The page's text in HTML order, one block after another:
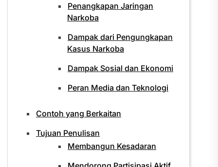
Penangkapan Jaringan
Narkoba
Dampak dari Pengungkapan
Kasus Narkoba
Dampak Sosial dan Ekonomi
Peran Media dan Teknologi
Contoh yang Berkaitan
Tujuan Penulisan
Membangun Kesadaran